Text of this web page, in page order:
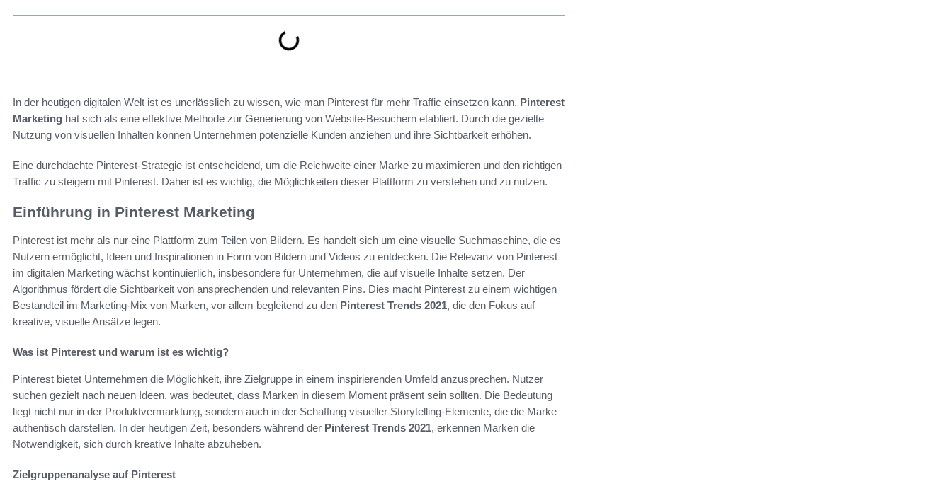
In der heutigen digitalen Welt ist es unerlässlich zu wissen, wie man Pinterest für mehr Traffic einsetzen kann. Pinterest
Marketing hat sich als eine effektive Methode zur Generierung von Website-Besuchern etabliert. Durch die gezielte
Nutzung von visuellen Inhalten können Unternehmen potenzielle Kunden anziehen und ihre Sichtbarkeit erhöhen.
Eine durchdachte Pinterest-Strategie ist entscheidend, um die Reichweite einer Marke zu maximieren und den richtigen
Traffic zu steigern mit Pinterest. Daher ist es wichtig, die Möglichkeiten dieser Plattform zu verstehen und zu nutzen.
Einführung in Pinterest Marketing
Pinterest ist mehr als nur eine Plattform zum Teilen von Bildern. Es handelt sich um eine visuelle Suchmaschine, die es
Nutzern ermöglicht, Ideen und Inspirationen in Form von Bildern und Videos zu entdecken. Die Relevanz von Pinterest
im digitalen Marketing wächst kontinuierlich, insbesondere für Unternehmen, die auf visuelle Inhalte setzen. Der
Algorithmus fördert die Sichtbarkeit von ansprechenden und relevanten Pins. Dies macht Pinterest zu einem wichtigen
Bestandteil im Marketing-Mix von Marken, vor allem begleitend zu den Pinterest Trends 2021, die den Fokus auf
kreative, visuelle Ansätze legen.
Was ist Pinterest und warum ist es wichtig?
Pinterest bietet Unternehmen die Möglichkeit, ihre Zielgruppe in einem inspirierenden Umfeld anzusprechen. Nutzer
suchen gezielt nach neuen Ideen, was bedeutet, dass Marken in diesem Moment präsent sein sollten. Die Bedeutung
liegt nicht nur in der Produktvermarktung, sondern auch in der Schaffung visueller Storytelling-Elemente, die die Marke
authentisch darstellen. In der heutigen Zeit, besonders während der Pinterest Trends 2021, erkennen Marken die
Notwendigkeit, sich durch kreative Inhalte abzuheben.
Zielgruppenanalyse auf Pinterest